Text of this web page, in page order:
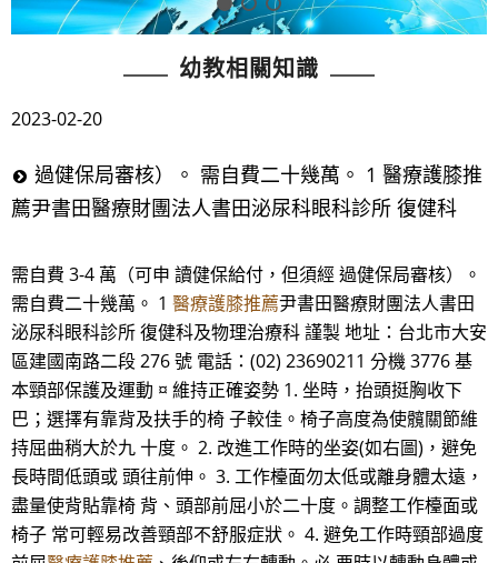
幼教相關知識
2023-02-20
過健保局審核）。 需自費二十幾萬。 1 醫療護膝推
薦尹書田醫療財團法人書田泌尿科眼科診所 復健科
需自費 3-4 萬（可申 讀健保給付，但須經 過健保局審核）。
需自費二十幾萬。 1 醫療護膝推薦尹書田醫療財團法人書田
泌尿科眼科診所 復健科及物理治療科 謹製 地址：台北市大安
區建國南路二段 276 號 電話：(02) 23690211 分機 3776 基
本頸部保護及運動 ¤ 維持正確姿勢 1. 坐時，抬頭挺胸收下
巴；選擇有靠背及扶手的椅 子較佳。椅子高度為使髖關節維
持屈曲稍大於九 十度。 2. 改進工作時的坐姿(如右圖)，避免
長時間低頭或 頭往前伸。 3. 工作檯面勿太低或離身體太遠，
盡量使背貼靠椅 背、頭部前屈小於二十度。調整工作檯面或
椅子 常可輕易改善頸部不舒服症狀。 4. 避免工作時頸部過度